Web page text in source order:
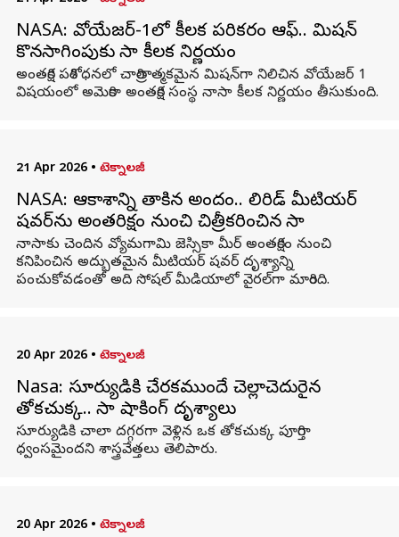
NASA: వోయేజర్-1లో కీలక పరికరం ఆఫ్.. మిషన్
కొనసాగింపుకు నాసా కీలక నిర్ణయం
అంతరిక్ష పరిశోధనలో చారిత్రాత్మకమైన మిషన్‌గా నిలిచిన వోయేజర్ 1
విషయంలో అమెరికా అంతరిక్ష సంస్థ నాసా కీలక నిర్ణయం తీసుకుంది.
21 Apr 2026 • టెక్నాలజీ
NASA: ఆకాశాన్ని తాకిన అందం.. లిరిడ్ మీటియర్
షవర్‌ను అంతరిక్షం నుంచి చిత్రీకరించిన నాసా
నాసాకు చెందిన వ్యోమగామి జెస్సికా మీర్ అంతరిక్షం నుంచి
కనిపించిన అద్భుతమైన మీటియర్ షవర్ దృశ్యాన్ని
పంచుకోవడంతో అది సోషల్ మీడియాలో వైరల్‌గా మారింది.
20 Apr 2026 • టెక్నాలజీ
Nasa: సూర్యుడికి చేరకముందే చెల్లాచెదురైన
తోకచుక్క.. నాసా షాకింగ్ దృశ్యాలు
సూర్యుడికి చాలా దగ్గరగా వెళ్లిన ఒక తోకచుక్క పూర్తిగా
ధ్వంసమైందని శాస్త్రవేత్తలు తెలిపారు.
20 Apr 2026 • టెక్నాలజీ